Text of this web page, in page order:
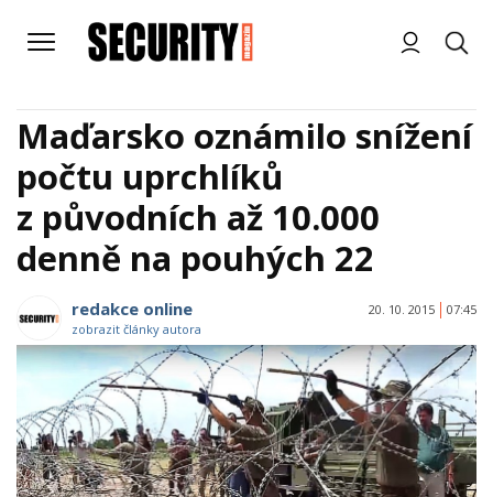
Maďarsko oznámilo snížení
počtu uprchlíků
z původních až 10.000
denně na pouhých 22
redakce online
zobrazit články autora
20. 10. 2015 07:45